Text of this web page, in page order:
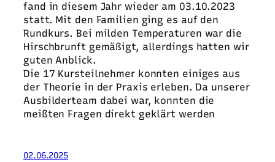
fand in diesem Jahr wieder am 03.10.2023
statt. Mit den Familien ging es auf den
Rundkurs. Bei milden Temperaturen war die
Hirschbrunft gemäßigt, allerdings hatten wir
guten Anblick.
Die 17 Kursteilnehmer konnten einiges aus
der Theorie in der Praxis erleben. Da unserer
Ausbilderteam dabei war, konnten die
meißten Fragen direkt geklärt werden
02.06.2025